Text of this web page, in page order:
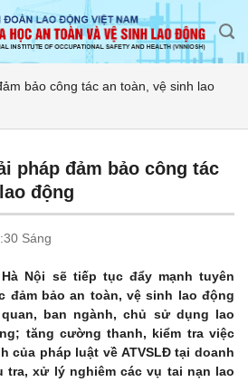
bảo công tác an toàn, vệ sinh lao
pháp đảm bảo công tác
động
Sáng
Nội sẽ tiếp tục đẩy mạnh tuyên
đảm bảo an toàn, vệ sinh lao động
ban ngành, chủ sử dụng lao
tăng cường thanh, kiểm tra việc
của pháp luật về ATVSLĐ tại doanh
tra, xử lý nghiêm các vụ tai nạn lao